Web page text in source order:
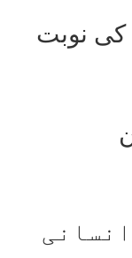
کی نوبت
انسانی